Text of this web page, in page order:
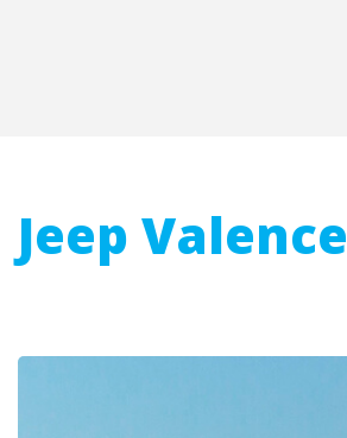
Jeep Valence